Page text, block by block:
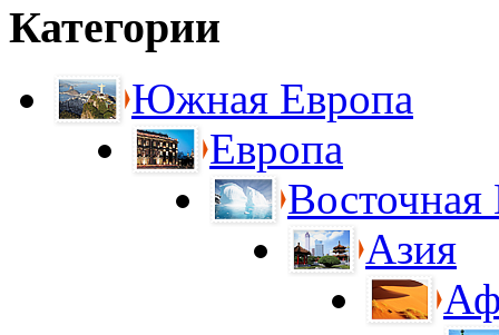
Категории
Южная Европа
Европа
Восточная
Азия